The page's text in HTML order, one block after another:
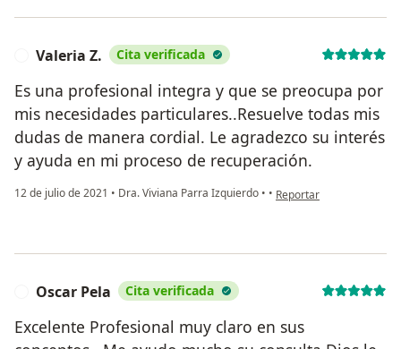
Valeria Z. Cita verificada
Es una profesional integra y que se preocupa por
mis necesidades particulares..Resuelve todas mis
dudas de manera cordial. Le agradezco su interés
y ayuda en mi proceso de recuperación.
12 de julio de 2021 • Dra. Viviana Parra Izquierdo • • en opinión del usuario
Reportar
Oscar Pela Cita verificada
Excelente Profesional muy claro en sus